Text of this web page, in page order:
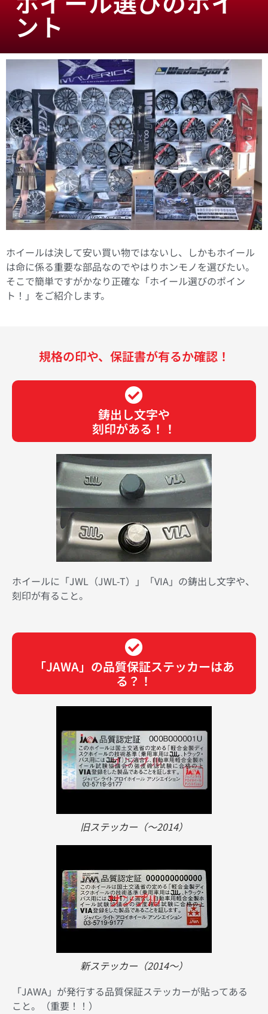
ント
ホイールは決して安い買い物ではないし、しかもホイール
は命に係る重要な部品なのでやはりホンモノを選びたい。
そこで簡単ですがかなり正確な「ホイール選びのポイン
ト！」をご紹介します。
規格の印や、保証書が有るか確認！
鋳出し文字や
刻印がある！！
ホイールに「JWL（JWL-T）」「VIA」の鋳出し文字や、
刻印が有ること。
「JAWA」の品質保証ステッカーはあ
る？！
旧ステッカー（〜2014）
新ステッカー（2014〜）
「JAWA」が発行する品質保証ステッカーが貼ってある
こと。（重要！！）